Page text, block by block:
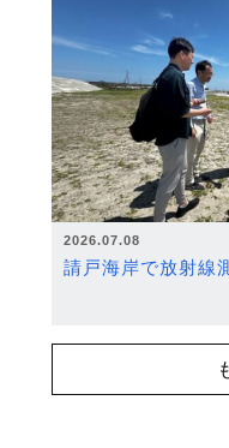
2026.07.08
請戸海岸で放射線